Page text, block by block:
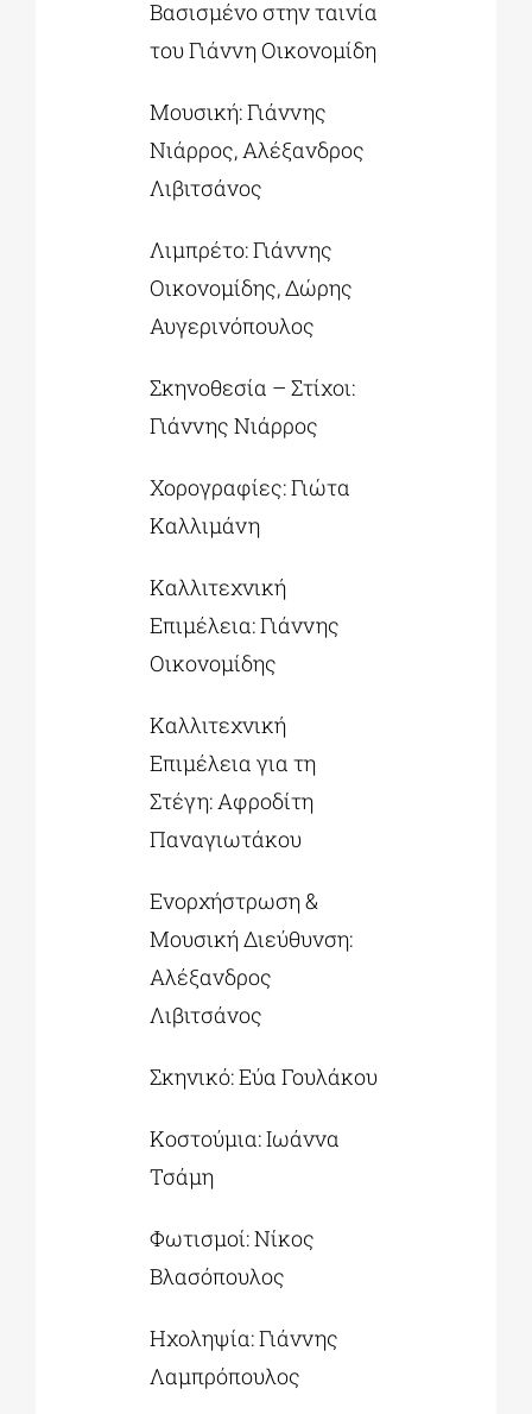
Βασισμένο στην ταινία
του Γιάννη Οικονομίδη
Μουσική: Γιάννης
Νιάρρος, Αλέξανδρος
Λιβιτσάνος
Λιμπρέτο: Γιάννης
Οικονομίδης, Δώρης
Αυγερινόπουλος
Σκηνοθεσία – Στίχοι:
Γιάννης Νιάρρος
Χορογραφίες: Γιώτα
Καλλιμάνη
Καλλιτεχνική
Επιμέλεια: Γιάννης
Οικονομίδης
Καλλιτεχνική
Επιμέλεια για τη
Στέγη: Αφροδίτη
Παναγιωτάκου
Ενορχήστρωση &
Μουσική Διεύθυνση:
Αλέξανδρος
Λιβιτσάνος
Σκηνικό: Εύα Γουλάκου
Κοστούμια: Ιωάννα
Τσάμη
Φωτισμοί: Νίκος
Βλασόπουλος
Ηχοληψία: Γιάννης
Λαμπρόπουλος